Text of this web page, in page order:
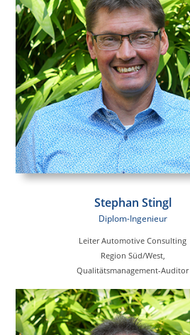
Stephan Stingl
Diplom-Ingenieur
Leiter Automotive Consulting
Region Süd/West,
Qualitätsmanagement-Auditor